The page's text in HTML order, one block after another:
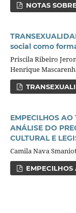
NOTAS
social como
Priscila Ribeiro
Henrique
EMPECILHOS
ANÁLISE DO
CULTURAL E
Camila Nava
EMPECILHOS